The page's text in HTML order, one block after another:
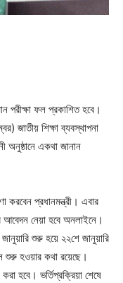
পরীক্ষা ফল প্রকাশিত হবে।
জাতীয় শিক্ষা ব্যবস্থাপনা
অনুষ্ঠানে একথা জানান
করবেন প্রধানমন্ত্রী। এবার
আবেদন নেয়া হবে অনলাইনে।
শুরু হয়ে ২২শে জানুয়ারি
শুরু হওয়ার কথা রয়েছে।
হবে। ভর্তিপ্রক্রিয়া শেষে